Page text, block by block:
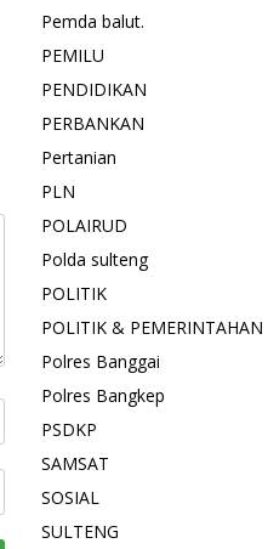
Pemda balut.
PEMILU
PENDIDIKAN
PERBANKAN
Pertanian
PLN
POLAIRUD
Polda sulteng
POLITIK
POLITIK & PEMERINTAHAN
Polres Banggai
Polres Bangkep
PSDKP
SAMSAT
SOSIAL
SULTENG